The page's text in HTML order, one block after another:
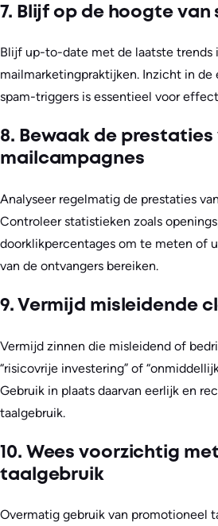
7. Blijf op de hoogte van
Blijf up-to-date met de laatste trends
mailmarketingpraktijken. Inzicht in de
spam-triggers is essentieel voor
8. Bewaak de prestaties
mailcampagnes
Analyseer regelmatig de prestaties
Controleer statistieken zoals
doorklikpercentages om te meten of
van de ontvangers bereiken.
9. Vermijd misleidende
Vermijd zinnen die misleidend of
“risicovrije investering” of
Gebruik in plaats daarvan eerlijk en
taalgebruik.
10. Wees voorzichtig
taalgebruik
Overmatig gebruik van promotioneel